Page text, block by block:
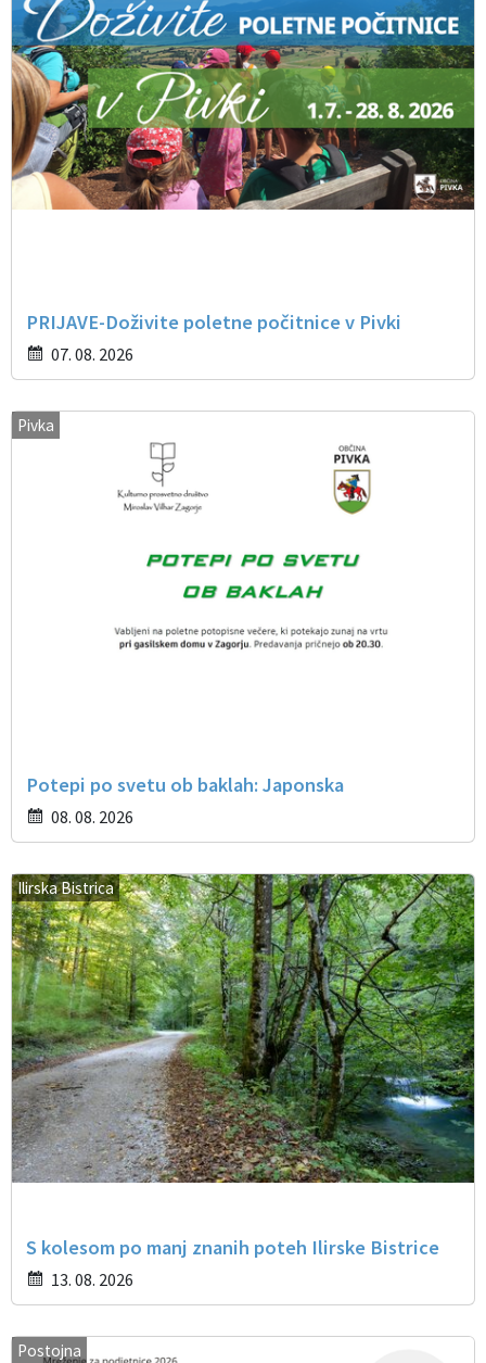
PRIJAVE-Doživite poletne počitnice v Pivki
07. 08. 2026
Pivka
Potepi po svetu ob baklah: Japonska
08. 08. 2026
Ilirska Bistrica
S kolesom po manj znanih poteh Ilirske Bistrice
13. 08. 2026
Postojna